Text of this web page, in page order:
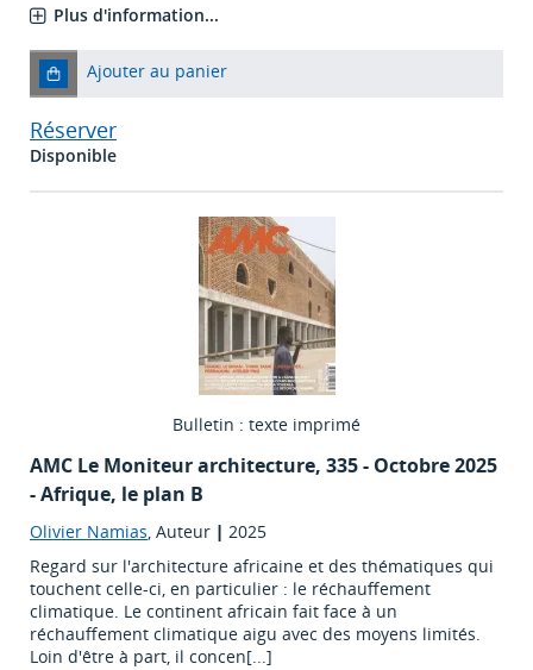
Plus d'information...
Ajouter au panier
Réserver
Disponible
Bulletin : texte imprimé
AMC Le Moniteur architecture, 335 - Octobre 2025
- Afrique, le plan B
Olivier Namias, Auteur | 2025
Regard sur l'architecture africaine et des thématiques qui
touchent celle-ci, en particulier : le réchauffement
climatique. Le continent africain fait face à un
réchauffement climatique aigu avec des moyens limités.
Loin d'être à part, il concen[...]